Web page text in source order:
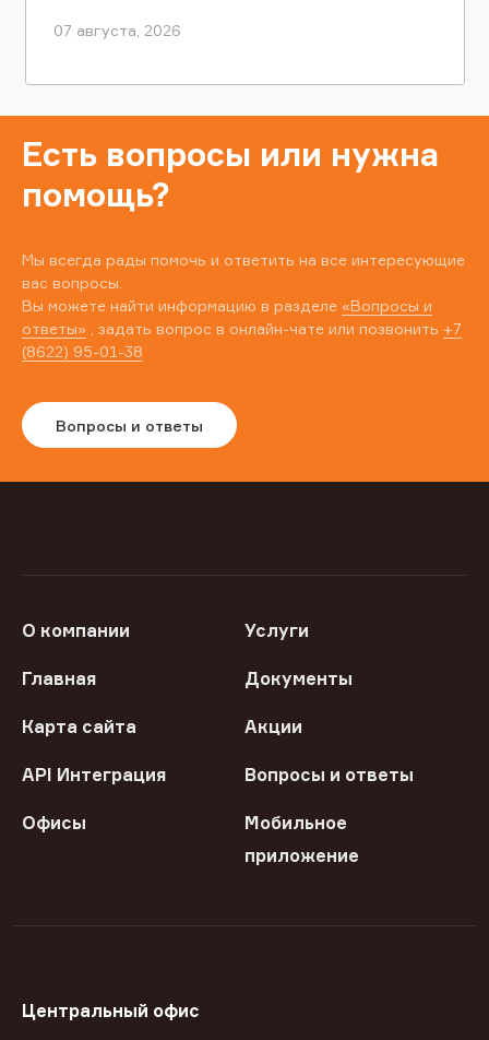
07 августа, 2026
Есть вопросы или нужна
помощь?
Мы всегда рады помочь и ответить на все интересующие
вас вопросы.
Вы можете найти информацию в разделе «Вопросы и
ответы» , задать вопрос в онлайн-чате или позвонить +7
(8622) 95-01-38
Вопросы и ответы
О компании Услуги
Главная Документы
Карта сайта Акции
API Интеграция Вопросы и ответы
Офисы
Мобильное
приложение
Центральный офис